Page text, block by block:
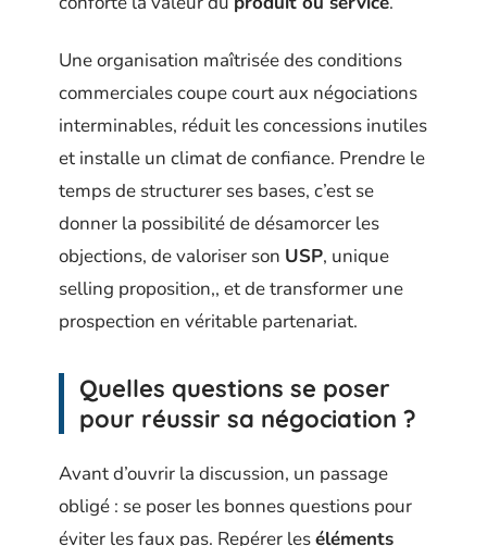
Une organisation maîtrisée des conditions
commerciales coupe court aux négociations
interminables, réduit les concessions inutiles
et installe un climat de confiance. Prendre le
temps de structurer ses bases, c’est se
donner la possibilité de désamorcer les
objections, de valoriser son USP, unique
selling proposition,, et de transformer une
prospection en véritable partenariat.
Quelles questions se poser
pour réussir sa négociation ?
Avant d’ouvrir la discussion, un passage
obligé : se poser les bonnes questions pour
éviter les faux pas. Repérer leséléments